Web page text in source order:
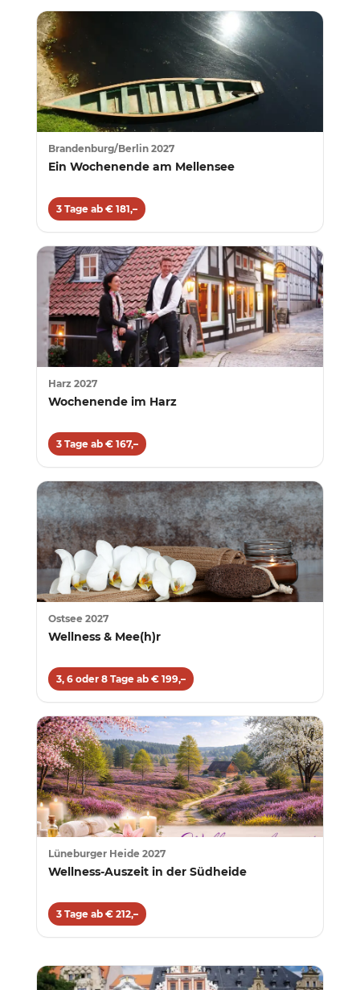
Brandenburg/Berlin 2027
Ein Wochenende am Mellensee
3 Tage ab € 181,–
Harz 2027
Wochenende im Harz
3 Tage ab € 167,–
Ostsee 2027
Wellness & Mee(h)r
3, 6 oder 8 Tage ab € 199,–
Lüneburger Heide 2027
Wellness-Auszeit in der Südheide
3 Tage ab € 212,–